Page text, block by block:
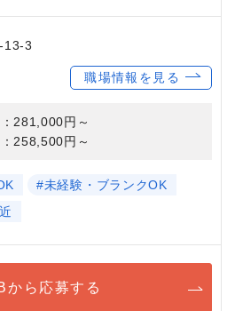
13-3
職場情報を見る
281,000円～
258,500円～
#未経験・ブランクOK
から応募する